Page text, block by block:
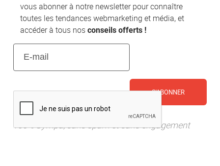
vous abonner à notre newsletter pour connaître
toutes les tendances webmarketing et média, et
accéder à tous nosconseils offerts !
E-
mail(Nécessaire)
100% Sympa, sans spam et sans engagement